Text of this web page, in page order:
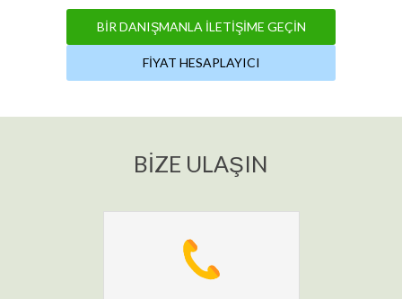
BIR DANIŞMANLA İLETIŞIME GEÇIN
FIYAT HESAPLAYICI
BIZE ULAŞIN